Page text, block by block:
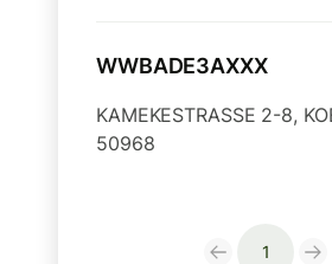
WWBADE3AXXX
KAMEKESTRASSE 2-8,
50968
1